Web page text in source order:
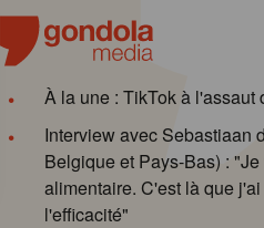
À la une : TikTok à l'assaut
Interview avec Sebastiaan
Belgique et Pays-Bas) :
alimentaire. C'est là que
l'efficacité"